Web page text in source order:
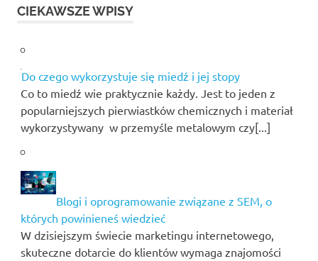
CIEKAWSZE WPISY
Do czego wykorzystuje się miedź i jej stopy
Co to miedź wie praktycznie każdy. Jest to jeden z
popularniejszych pierwiastków chemicznych i materiał
wykorzystywany w przemyśle metalowym czy[...]
Blogi i oprogramowanie związane z SEM, o
których powinieneś wiedzieć
W dzisiejszym świecie marketingu internetowego,
skuteczne dotarcie do klientów wymaga znajomości